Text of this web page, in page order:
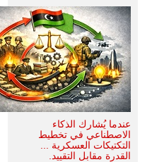
عندما يُشارك الذكاء
الاصطناعي في تخطيط
التكتيكات العسكرية ...
القدرة مقابل التقييد.